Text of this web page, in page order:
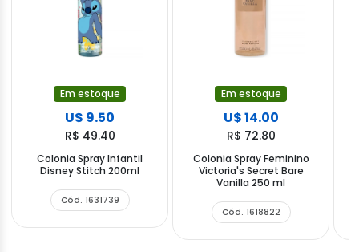
Em estoque
U$ 9.50
R$ 49.40
Colonia Spray Infantil
Disney Stitch 200ml
Cód. 1631739
Em estoque
U$ 14.00
R$ 72.80
Colonia Spray Feminino
Victoria's Secret Bare
Vanilla 250 ml
Cód. 1618822